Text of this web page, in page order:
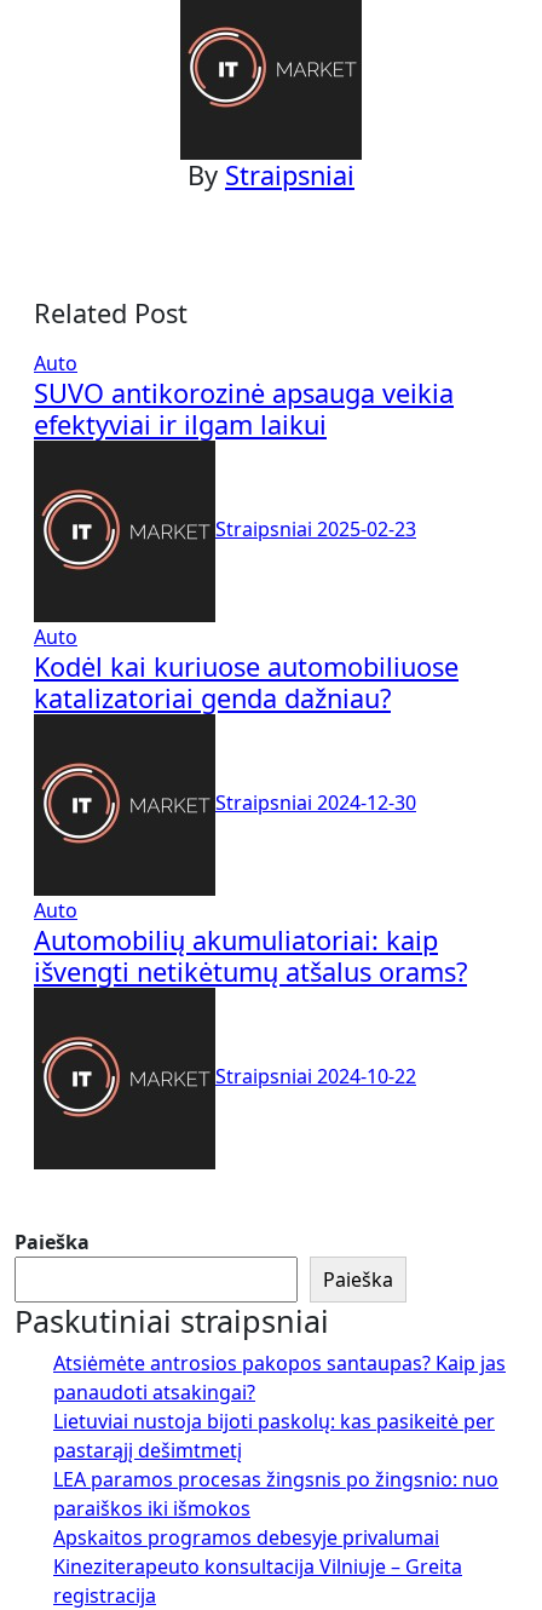
By Straipsniai
Related Post
Auto
SUVO antikorozinė apsauga veikia
efektyviai ir ilgam laikui
Straipsniai 2025-02-23
Auto
Kodėl kai kuriuose automobiliuose
katalizatoriai genda dažniau?
Straipsniai 2024-12-30
Auto
Automobilių akumuliatoriai: kaip
išvengti netikėtumų atšalus orams?
Straipsniai 2024-10-22
Paieška
Paieška
Paskutiniai straipsniai
Atsiėmėte antrosios pakopos santaupas? Kaip jas
panaudoti atsakingai?
Lietuviai nustoja bijoti paskolų: kas pasikeitė per
pastarąjį dešimtmetį
LEA paramos procesas žingsnis po žingsnio: nuo
paraiškos iki išmokos
Apskaitos programos debesyje privalumai
Kineziterapeuto konsultacija Vilniuje – Greita
registracija